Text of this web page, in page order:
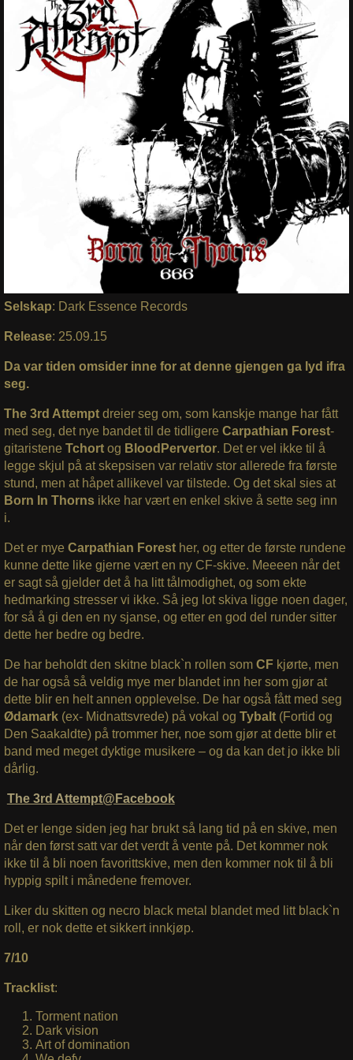
Selskap: Dark Essence Records
Release: 25.09.15
Da var tiden omsider inne for at denne gjengen ga lyd ifra
seg.
The 3rd Attempt dreier seg om, som kanskje mange har fått
med seg, det nye bandet til de tidligere Carpathian Forest-
gitaristene Tchortog BloodPervertor. Det er vel ikke til å
legge skjul på at skepsisen var relativ stor allerede fra første
stund, men at håpet allikevel var tilstede. Og det skal sies at
Born In Thorns ikke har vært en enkel skive å sette seg inn
i.
Det er mye Carpathian Forest her, og etter de første rundene
kunne dette like gjerne vært en ny CF-skive. Meeeen når det
er sagt så gjelder det å ha litt tålmodighet, og som ekte
hedmarking stresser vi ikke. Så jeg lot skiva ligge noen dager,
for så å gi den en ny sjanse, og etter en god del runder sitter
dette her bedre og bedre.
De har beholdt den skitne black`n rollen som CF kjørte, men
de har også så veldig mye mer blandet inn her som gjør at
dette blir en helt annen opplevelse. De har også fått med seg
Ødamark (ex- Midnattsvrede) på vokal og Tybalt (Fortid og
Den Saakaldte) på trommer her, noe som gjør at dette blir et
band med meget dyktige musikere – og da kan det jo ikke bli
dårlig.
The 3rd Attempt@Facebook
Det er lenge siden jeg har brukt så lang tid på en skive, men
når den først satt var det verdt å vente på. Det kommer nok
ikke til å bli noen favorittskive, men den kommer nok til å bli
hyppig spilt i månedene fremover.
Liker du skitten og necro black metal blandet med litt black`n
roll, er nok dette et sikkert innkjøp.
7/10
Tracklist:
Torment nation
Dark vision
Art of domination